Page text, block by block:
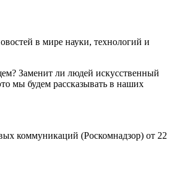
в мире науки, технологий и
Заменит ли людей искусственный
мы будем рассказывать в наших
коммуникаций (Роскомнадзор) от 22